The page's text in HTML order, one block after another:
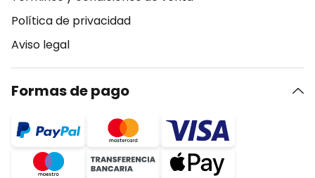
Política de privacidad
Aviso legal
Formas de pago